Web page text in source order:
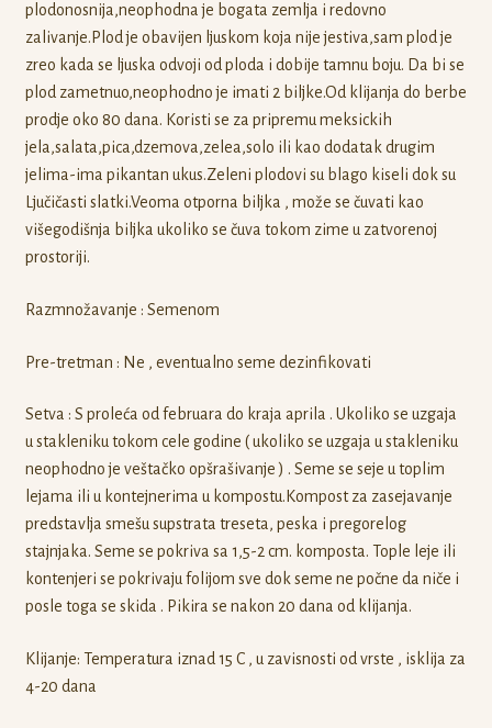
plodonosnija,neophodna je bogata zemlja i redovno
zalivanje.Plod je obavijen ljuskom koja nije jestiva,sam plod je
zreo kada se ljuska odvoji od ploda i dobije tamnu boju. Da bi se
plod zametnuo,neophodno je imati 2 biljke.Od klijanja do berbe
prodje oko 80 dana. Koristi se za pripremu meksickih
jela,salata,pica,dzemova,zelea,solo ili kao dodatak drugim
jelima-ima pikantan ukus.Zeleni plodovi su blago kiseli dok su
Ljučičasti slatki.Veoma otporna biljka , može se čuvati kao
višegodišnja biljka ukoliko se čuva tokom zime u zatvorenoj
prostoriji.
Razmnožavanje : Semenom
Pre-tretman : Ne , eventualno seme dezinfikovati
Setva : S proleća od februara do kraja aprila . Ukoliko se uzgaja
u stakleniku tokom cele godine ( ukoliko se uzgaja u stakleniku
neophodno je veštačko opšrašivanje ) . Seme se seje u toplim
lejama ili u kontejnerima u kompostu.Kompost za zasejavanje
predstavlja smešu supstrata treseta, peska i pregorelog
stajnjaka. Seme se pokriva sa 1,5-2 cm. komposta. Tople leje ili
kontenjeri se pokrivaju folijom sve dok seme ne počne da niče i
posle toga se skida . Pikira se nakon 20 dana od klijanja.
Klijanje: Temperatura iznad 15 C , u zavisnosti od vrste , isklija za
4-20 dana